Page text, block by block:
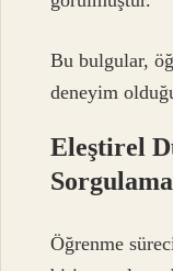
Bu bulgular,
deneyim
Eleştirel
Öğrenme